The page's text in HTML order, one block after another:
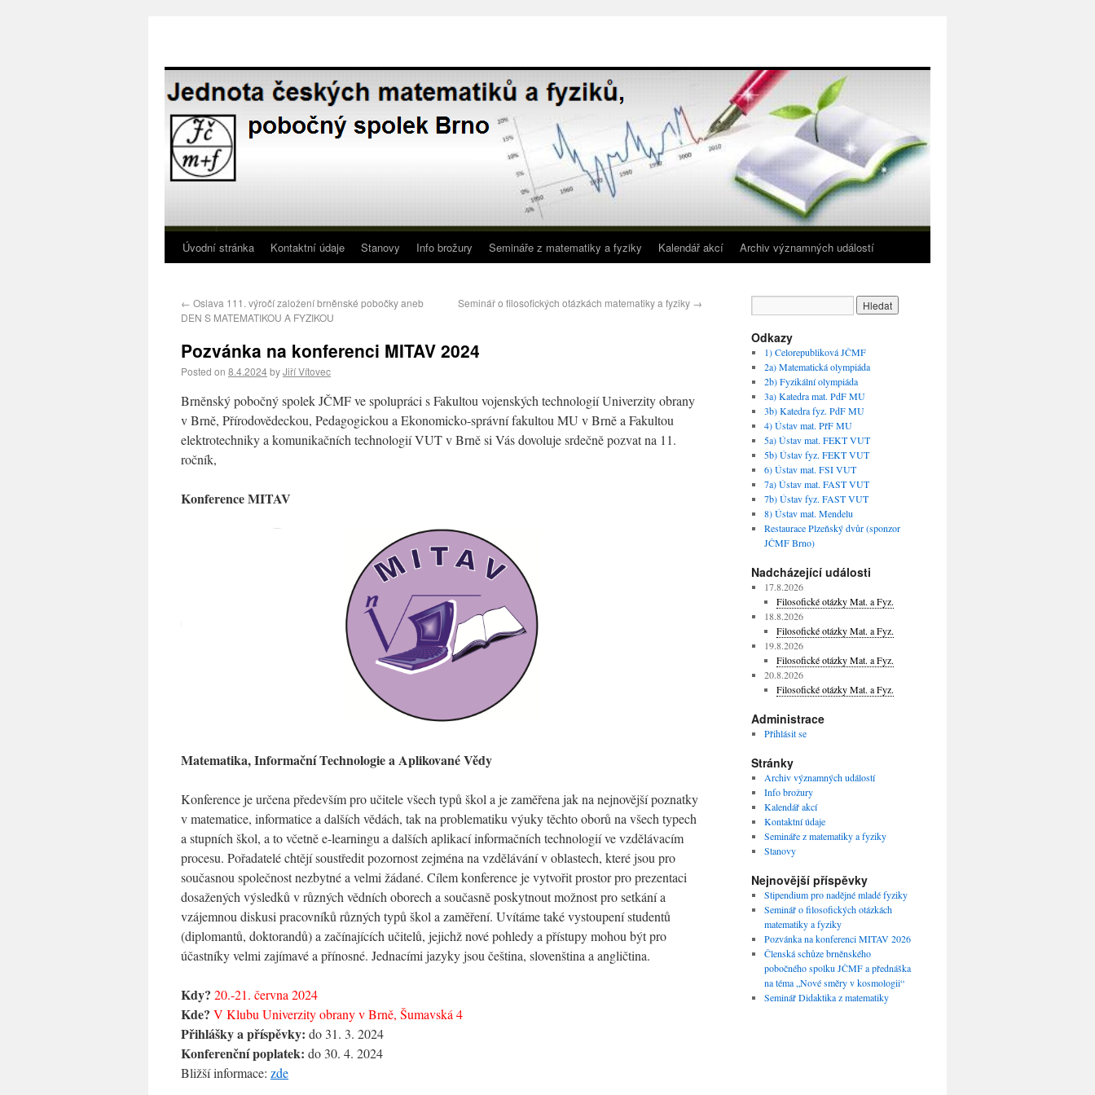
Úvodní stránka Kontaktní údaje Stanovy Info brožury Semináře z matematiky a fyziky Kalendář akcí Archiv významných událostí
← Oslava 111. výročí založení brněnské pobočky aneb
DEN S MATEMATIKOU A FYZIKOU
Seminář o filosofických otázkách matematiky a fyziky →
Pozvánka na konferenci MITAV 2024
Posted on 8.4.2024byJiří Vítovec
Brněnský pobočný spolek JČMF ve spolupráci s Fakultou vojenských technologií Univerzity obrany
v Brně, Přírodovědeckou, Pedagogickou a Ekonomicko-správní fakultou MU v Brně a Fakultou
elektrotechniky a komunikačních technologií VUT v Brně si Vás dovoluje srdečně pozvat na 11.
ročník,
Konference MITAV
Matematika, Informační Technologie a Aplikované Vědy
Konference je určena především pro učitele všech typů škol a je zaměřena jak na nejnovější poznatky
v matematice, informatice a dalších vědách, tak na problematiku výuky těchto oborů na všech typech
a stupních škol, a to včetně e-learningu a dalších aplikací informačních technologií ve vzdělávacím
procesu. Pořadatelé chtějí soustředit pozornost zejména na vzdělávání v oblastech, které jsou pro
současnou společnost nezbytné a velmi žádané. Cílem konference je vytvořit prostor pro prezentaci
dosažených výsledků v různých vědních oborech a současně poskytnout možnost pro setkání a
vzájemnou diskusi pracovníků různých typů škol a zaměření. Uvítáme také vystoupení studentů
(diplomantů, doktorandů) a začínajících učitelů, jejichž nové pohledy a přístupy mohou být pro
účastníky velmi zajímavé a přínosné. Jednacími jazyky jsou čeština, slovenština a angličtina.
Kdy? 20.-21. června 2024
Kde? V Klubu Univerzity obrany v Brně, Šumavská 4
Přihlášky a příspěvky: do 31. 3. 2024
Konferenční poplatek: do 30. 4. 2024
Bližší informace: zde
Odkazy
1) Celorepubliková JČMF
2a) Matematická olympiáda
2b) Fyzikální olympiáda
3a) Katedra mat. PdF MU
3b) Katedra fyz. PdF MU
4) Ústav mat. PřF MU
5a) Ústav mat. FEKT VUT
5b) Ústav fyz. FEKT VUT
6) Ústav mat. FSI VUT
7a) Ústav mat. FAST VUT
7b) Ústav fyz. FAST VUT
8) Ústav mat. Mendelu
Restaurace Plzeňský dvůr (sponzor
JČMF Brno)
Nadcházející události
17.8.2026
Filosofické otázky Mat. a Fyz.
18.8.2026
Filosofické otázky Mat. a Fyz.
19.8.2026
Filosofické otázky Mat. a Fyz.
20.8.2026
Filosofické otázky Mat. a Fyz.
Administrace
Přihlásit se
Stránky
Archiv významných událostí
Info brožury
Kalendář akcí
Kontaktní údaje
Semináře z matematiky a fyziky
Stanovy
Nejnovější příspěvky
Stipendium pro nadějné mladé fyziky
Seminář o filosofických otázkách
matematiky a fyziky
Pozvánka na konferenci MITAV 2026
Členská schůze brněnského
pobočného spolku JČMF a přednáška
na téma „Nové směry v kosmologii“
Seminář Didaktika z matematiky